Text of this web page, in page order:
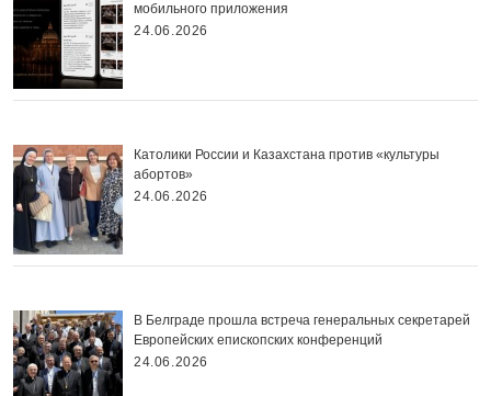
мобильного приложения
24.06.2026
Католики России и Казахстана против «культуры
абортов»
24.06.2026
В Белграде прошла встреча генеральных секретарей
Европейских епископских конференций
24.06.2026